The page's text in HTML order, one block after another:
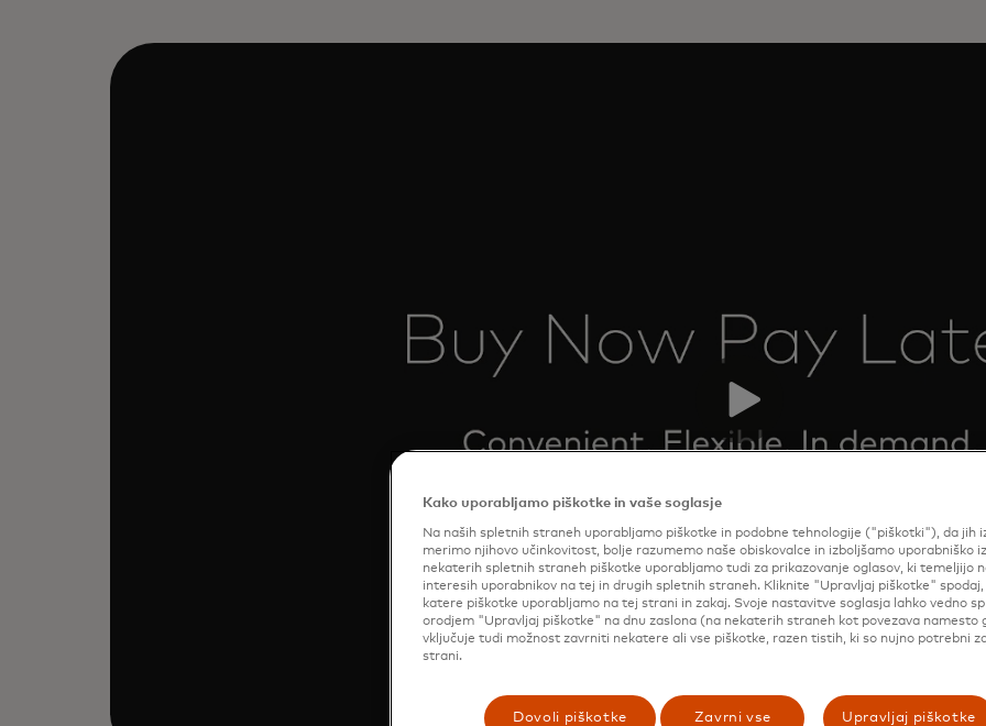
Kako uporabljamo piškotke in vaše soglasje
Na naših spletnih straneh uporabljamo piškotke in podobne tehnologije ("piškotki"), da jih
merimo njihovo učinkovitost, bolje razumemo naše obiskovalce in izboljšamo uporabniško
nekaterih spletnih straneh piškotke uporabljamo tudi za prikazovanje oglasov, ki temeljijo
interesih uporabnikov na tej in drugih spletnih straneh. Kliknite "Upravljaj piškotke" spodaj,
katere piškotke uporabljamo na tej strani in zakaj. Svoje nastavitve soglasja lahko vedno
orodjem "Upravljaj piškotke" na dnu zaslona (na nekaterih straneh kot povezava namesto
vključuje tudi možnost zavrniti nekatere ali vse piškotke, razen tistih, ki so nujno potrebni
strani.
Dovoli piškotke Zavrni vse Upravljaj piškotke